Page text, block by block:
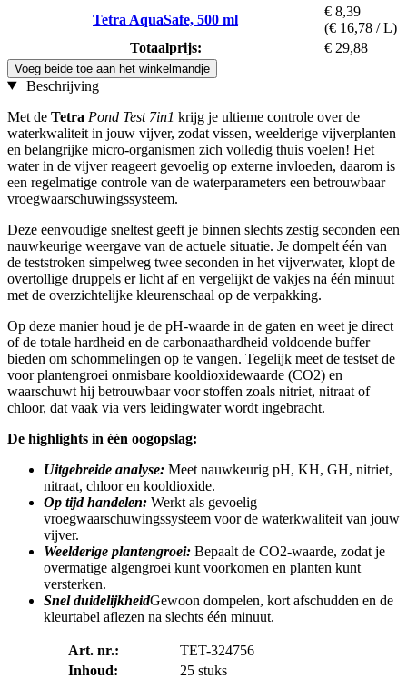
Tetra AquaSafe, 500 ml
€ 8,39
(€ 16,78 / L)
Totaalprijs:
€ 29,88
Voeg beide toe aan het winkelmandje
Beschrijving
Met de Tetra Pond Test 7in1 krijg je ultieme controle over de
waterkwaliteit in jouw vijver, zodat vissen, weelderige vijverplanten
en belangrijke micro-organismen zich volledig thuis voelen! Het
water in de vijver reageert gevoelig op externe invloeden, daarom is
een regelmatige controle van de waterparameters een betrouwbaar
vroegwaarschuwingssysteem.
Deze eenvoudige sneltest geeft je binnen slechts zestig seconden een
nauwkeurige weergave van de actuele situatie. Je dompelt één van
de teststroken simpelweg twee seconden in het vijverwater, klopt de
overtollige druppels er licht af en vergelijkt de vakjes na één minuut
met de overzichtelijke kleurenschaal op de verpakking.
Op deze manier houd je de pH-waarde in de gaten en weet je direct
of de totale hardheid en de carbonaathardheid voldoende buffer
bieden om schommelingen op te vangen. Tegelijk meet de testset de
voor plantengroei onmisbare kooldioxidewaarde (CO2) en
waarschuwt hij betrouwbaar voor stoffen zoals nitriet, nitraat of
chloor, dat vaak via vers leidingwater wordt ingebracht.
De highlights in één oogopslag:
Uitgebreide analyse: Meet nauwkeurig pH, KH, GH, nitriet,
nitraat, chloor en kooldioxide.
Op tijd handelen: Werkt als gevoelig
vroegwaarschuwingssysteem voor de waterkwaliteit van jouw
vijver.
Weelderige plantengroei: Bepaalt de CO2-waarde, zodat je
overmatige algengroei kunt voorkomen en planten kunt
versterken.
Snel duidelijkheidGewoon dompelen, kort afschudden en de
kleurtabel aflezen na slechts één minuut.
Art. nr.:
TET-324756
Inhoud:
25 stuks